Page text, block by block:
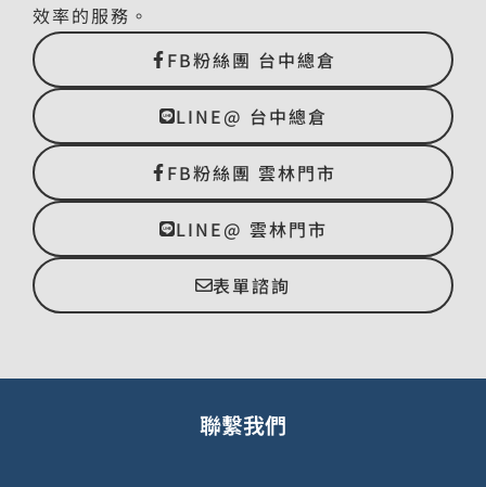
效率的服務。
FB粉絲團 台中總倉
LINE@ 台中總倉
FB粉絲團 雲林門市
LINE@ 雲林門市
表單諮詢
聯繫我們